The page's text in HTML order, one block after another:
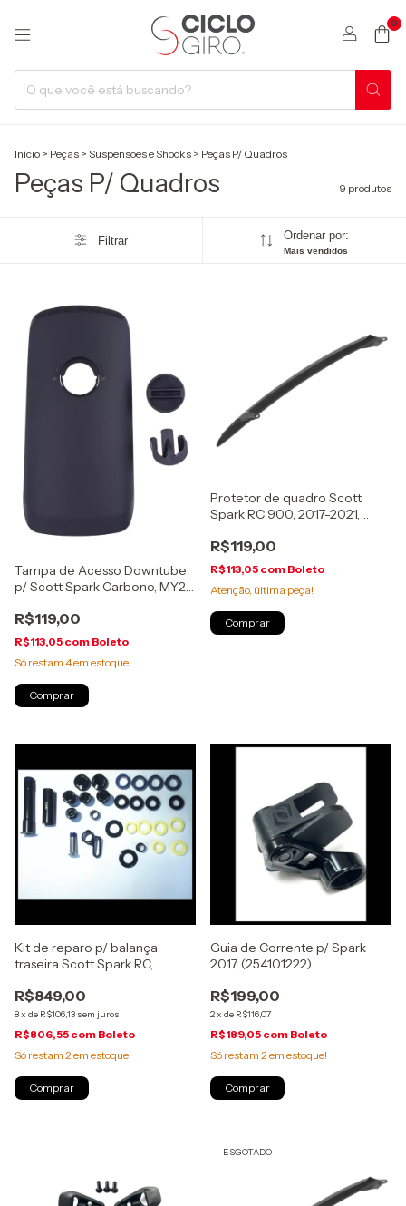
0
Início > Peças > Suspensões e Shocks > Peças P/ Quadros
Peças P/ Quadros 9 produtos
Filtrar Ordenar por:
Mais vendidos
Tampa de Acesso Downtube
p/ Scott Spark Carbono, MY22,
R$119,00
R$113,05 com Boleto
Só restam 4em estoque!
Protetor de quadro Scott
Spark RC 900, 2017-2021,
R$119,00
R$113,05 com Boleto
Atenção, última peça!
Kit de reparo p/ balança
traseira Scott Spark RC,
(262630222)
R$849,00
8x de R$106,13 sem juros
R$806,55 com Boleto
Só restam 2em estoque!
Guia de Corrente p/ Spark
2017, (254101222)
R$199,00
2x de R$116,07
R$189,05 com Boleto
Só restam 2em estoque!
ESGOTADO